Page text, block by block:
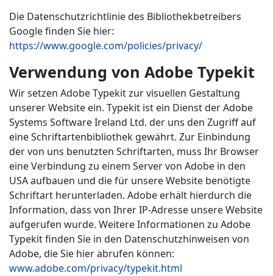
Die Datenschutzrichtlinie des Bibliothekbetreibers
Google finden Sie hier:
https://www.google.com/policies/privacy/
Verwendung von Adobe Typekit
Wir setzen Adobe Typekit zur visuellen Gestaltung
unserer Website ein. Typekit ist ein Dienst der Adobe
Systems Software Ireland Ltd. der uns den Zugriff auf
eine Schriftartenbibliothek gewährt. Zur Einbindung
der von uns benutzten Schriftarten, muss Ihr Browser
eine Verbindung zu einem Server von Adobe in den
USA aufbauen und die für unsere Website benötigte
Schriftart herunterladen. Adobe erhält hierdurch die
Information, dass von Ihrer IP-Adresse unsere Website
aufgerufen wurde. Weitere Informationen zu Adobe
Typekit finden Sie in den Datenschutzhinweisen von
Adobe, die Sie hier abrufen können:
www.adobe.com/privacy/typekit.html